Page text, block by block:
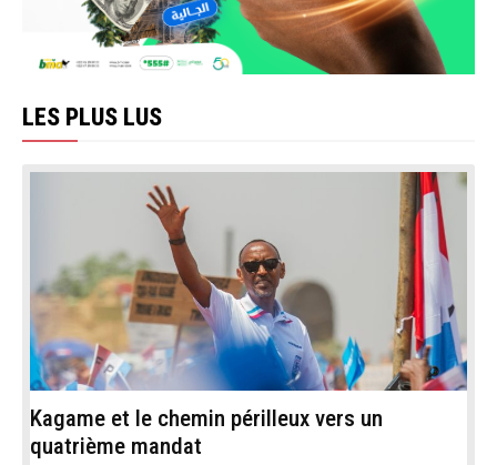
LES PLUS LUS
Kagame et le chemin périlleux vers un
quatrième mandat